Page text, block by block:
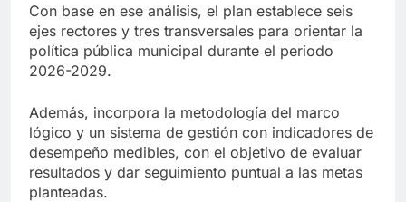
Con base en ese análisis, el plan establece seis
ejes rectores y tres transversales para orientar la
política pública municipal durante el periodo
2026-2029.
Además, incorpora la metodología del marco
lógico y un sistema de gestión con indicadores de
desempeño medibles, con el objetivo de evaluar
resultados y dar seguimiento puntual a las metas
planteadas.